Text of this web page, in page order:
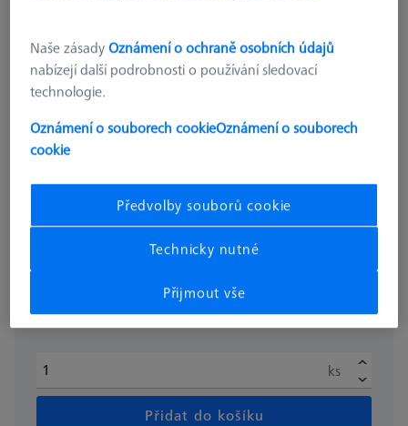
KONSTRUKČNÍ PRVKY
Otočný kloub - délka 285mm, AF25
€ 287.99 bez DPH
ks
Přidat do košíku
Naše zásadyOznámení o ochraně osobních údajů
nabízejí další podrobnosti o používání sledovací
technologie.
Oznámení o souborech cookieOznámení o souborech
cookie
Předvolby souborů cookie
Technicky nutné
Přijmout vše